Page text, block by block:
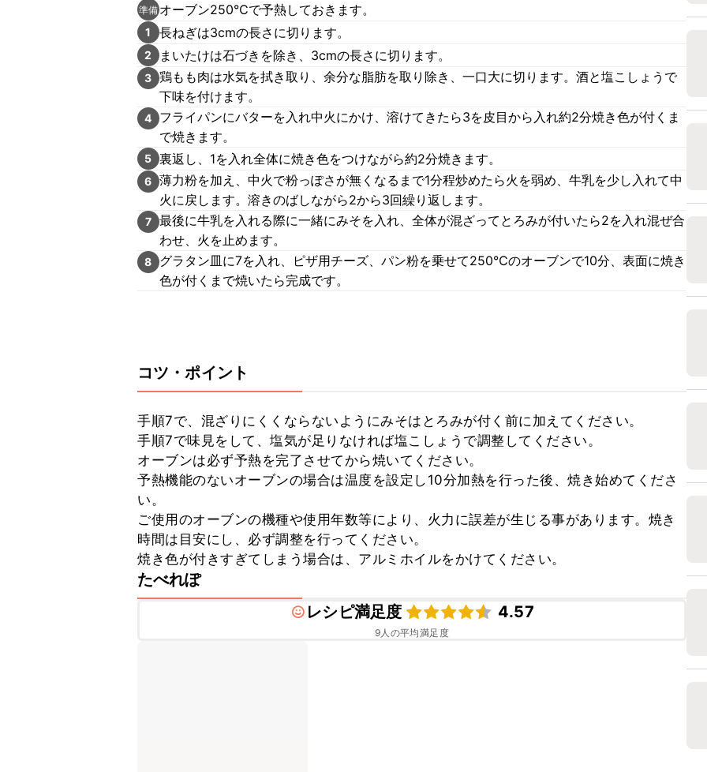
準備 オーブン250℃で予熱しておきます。
1 長ねぎは3cmの長さに切ります。
2 まいたけは石づきを除き、3cmの長さに切ります。
3 鶏もも肉は水気を拭き取り、余分な脂肪を取り除き、一口大に切ります。酒と塩こしょうで
下味を付けます。
4
フライパンにバターを入れ中火にかけ、溶けてきたら3を皮目から入れ約2分焼き色が付くま
で焼きます。
5 裏返し、1を入れ全体に焼き色をつけながら約2分焼きます。
6 薄力粉を加え、中火で粉っぽさが無くなるまで1分程炒めたら火を弱め、牛乳を少し入れて中
火に戻します。溶きのばしながら2から3回繰り返します。
7 最後に牛乳を入れる際に一緒にみそを入れ、全体が混ざってとろみが付いたら2を入れ混ぜ合
わせ、火を止めます。
8
グラタン皿に7を入れ、ピザ用チーズ、パン粉を乗せて250℃のオーブンで10分、表面に焼き
色が付くまで焼いたら完成です。
コツ・ポイント
手順7で、混ざりにくくならないようにみそはとろみが付く前に加えてください。
手順7で味見をして、塩気が足りなければ塩こしょうで調整してください。
オーブンは必ず予熱を完了させてから焼いてください。
予熱機能のないオーブンの場合は温度を設定し10分加熱を行った後、焼き始めてくださ
い。
ご使用のオーブンの機種や使用年数等により、火力に誤差が生じる事があります。焼き
時間は目安にし、必ず調整を行ってください。
焼き色が付きすぎてしまう場合は、アルミホイルをかけてください。
たべれぽ
レシピ満足度
4.57
9人の平均満足度